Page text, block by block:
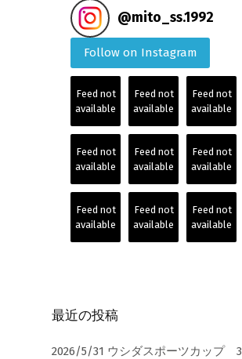
@mito_ss.1992
Follow on Instagram
Feed not
available
Feed not
available
Feed not
available
Feed not
available
Feed not
available
Feed not
available
Feed not
available
Feed not
available
Feed not
available
最近の投稿
2026/5/31 ウシダスポーツカップ 3